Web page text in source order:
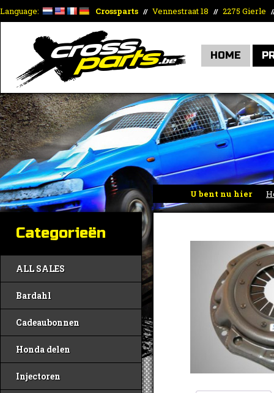
Language: Crossparts // Vennestraat 18 // 2275 Gierle
HOME
U bent nu hier
Categorieën
ALL SALES
Bardahl
Cadeaubonnen
Honda delen
Injectoren